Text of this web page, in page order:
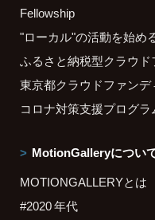
Fellowship
"ローカル"の活動を始め
ふるさと納税型クラウ
東京都クラウドファン
コロナ対策支援プログ
MotionGalleryについ
MOTIONGALLERYとは
#2020 年代